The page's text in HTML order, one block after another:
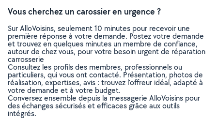
Vous cherchez un carossier en urgence ?
Sur AlloVoisins, seulement 10 minutes pour recevoir une
première réponse à votre demande. Postez votre demande
et trouvez en quelques minutes un membre de confiance,
autour de chez vous, pour votre besoin urgent de réparation
carrosserie
Consultez les profils des membres, professionnels ou
particuliers, qui vous ont contacté. Présentation, photos de
réalisation, expertises, avis : trouvez l'offreur idéal, adapté à
votre demande et à votre budget.
Conversez ensemble depuis la messagerie AlloVoisins pour
des échanges sécurisés et efficaces grâce aux outils
intégrés.